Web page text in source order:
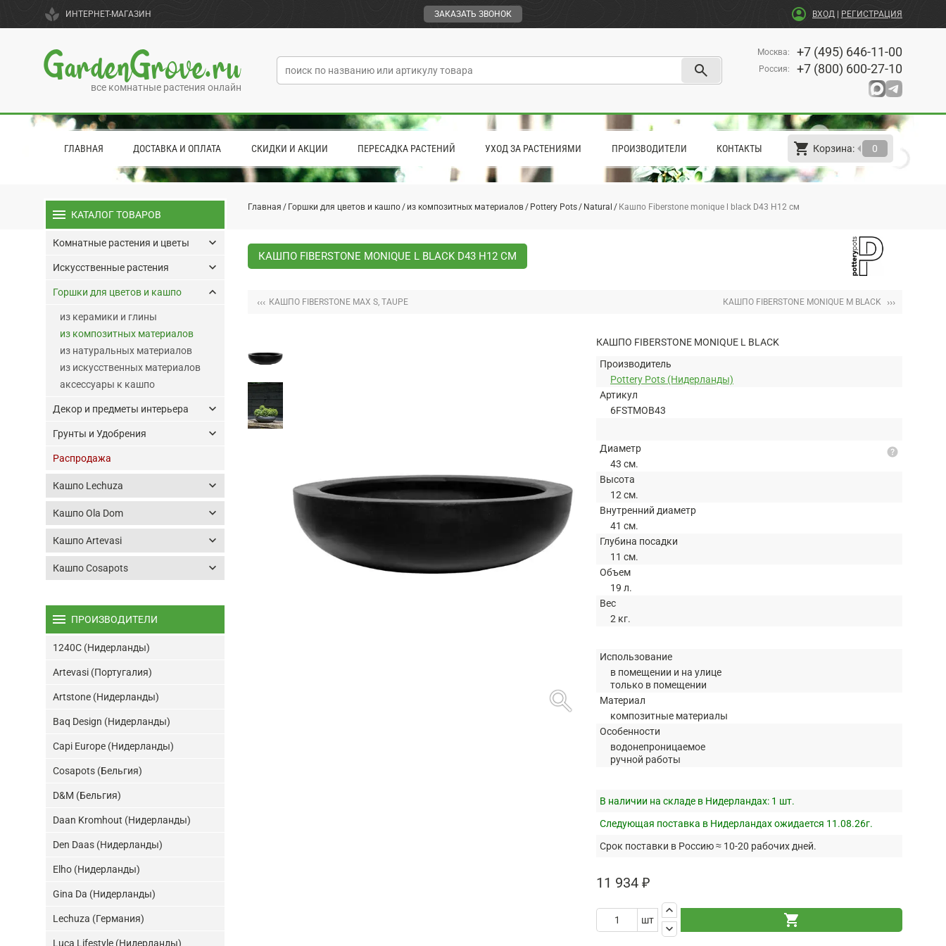
spa ИНТЕРНЕТ-МАГАЗИН ЗАКАЗАТЬ ЗВОНОК account_circle ВХОД РЕГИСТРАЦИЯ
GardenGrove.ru
все комнатные растения онлайн
search
Москва: +7 (495) 646-11-00
Россия: +7 (800) 600-27-10
ГЛАВНАЯ ДОСТАВКА И ОПЛАТА СКИДКИ И АКЦИИ ПЕРЕСАДКА РАСТЕНИЙ УХОД ЗА РАСТЕНИЯМИ ПРОИЗВОДИТЕЛИ КОНТАКТЫ shopping_cart Корзина: 0
arrow_left
Главная Горшки для цветов и кашпо из композитных материалов Pottery Pots Natural Кашпо Fiberstone monique l black D43 H12 см
КАШПО FIBERSTONE MONIQUE L BLACK D43 H12 СМ
‹‹‹ КАШПО FIBERSTONE MAX S, TAUPE КАШПО FIBERSTONE MONIQUE M BLACK ›››
search
КАШПО FIBERSTONE MONIQUE L BLACK
Производитель
Pottery Pots (Нидерланды)
Артикул
6FSTMOB43
Диаметр
43 см.
Высота
12 см.
Внутренний диаметр
41 см.
Глубина посадки
11 см.
Объем
19 л.
Вес
2 кг.
help
Использование
в помещении и на улице
только в помещении
Материал
композитные материалы
Особенности
водонепроницаемое
ручной работы
В наличии на складе в Нидерландах: 1 шт.
Следующая поставка в Нидерландах ожидается 11.08.26г.
Срок поставки в Россию ≈ 10-20 рабочих дней.
11 934 ₽
шт
keyboard_arrow_up
keyboard_arrow_down
shopping_cart
menu КАТАЛОГ ТОВАРОВ
Комнатные растения и цветы keyboard_arrow_down
Искусственные растения keyboard_arrow_down
Горшки для цветов и кашпо keyboard_arrow_up
из керамики и глины
из композитных материалов
из натуральных материалов
из искусственных материалов
аксессуары к кашпо
Декор и предметы интерьера keyboard_arrow_down
Грунты и Удобрения keyboard_arrow_down
Распродажа
Кашпо Lechuza keyboard_arrow_down
Кашпо Ola Dom keyboard_arrow_down
Кашпо Artevasi keyboard_arrow_down
Кашпо Cosapots keyboard_arrow_down
menu ПРОИЗВОДИТЕЛИ
1240C (Нидерланды)
Artevasi (Португалия)
Artstone (Нидерланды)
Baq Design (Нидерланды)
Capi Europe (Нидерланды)
Cosapots (Бельгия)
D&M (Бельгия)
Daan Kromhout (Нидерланды)
Den Daas (Нидерланды)
Elho (Нидерланды)
Gina Da (Нидерланды)
Lechuza (Германия)
Luca Lifestyle (Нидерланды)